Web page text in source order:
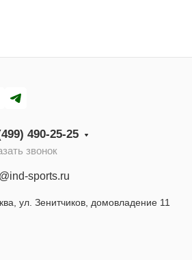
Telegram
490-25-25